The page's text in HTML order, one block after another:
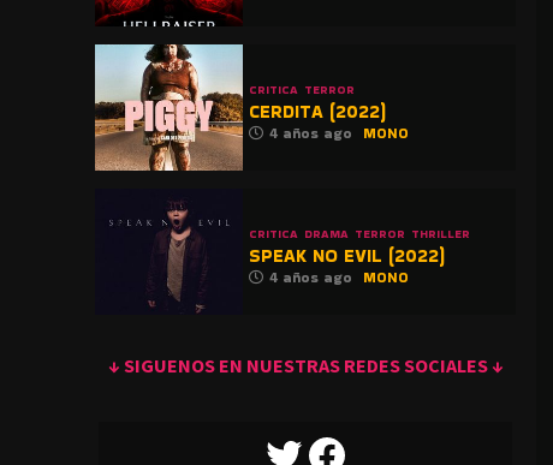
CRITICA TERROR
CERDITA (2022)
4 años ago MONO
CRITICA DRAMA TERROR THRILLER
SPEAK NO EVIL (2022)
4 años ago MONO
↓ SIGUENOS EN NUESTRAS REDES SOCIALES ↓
TWITTERFACEBOOK